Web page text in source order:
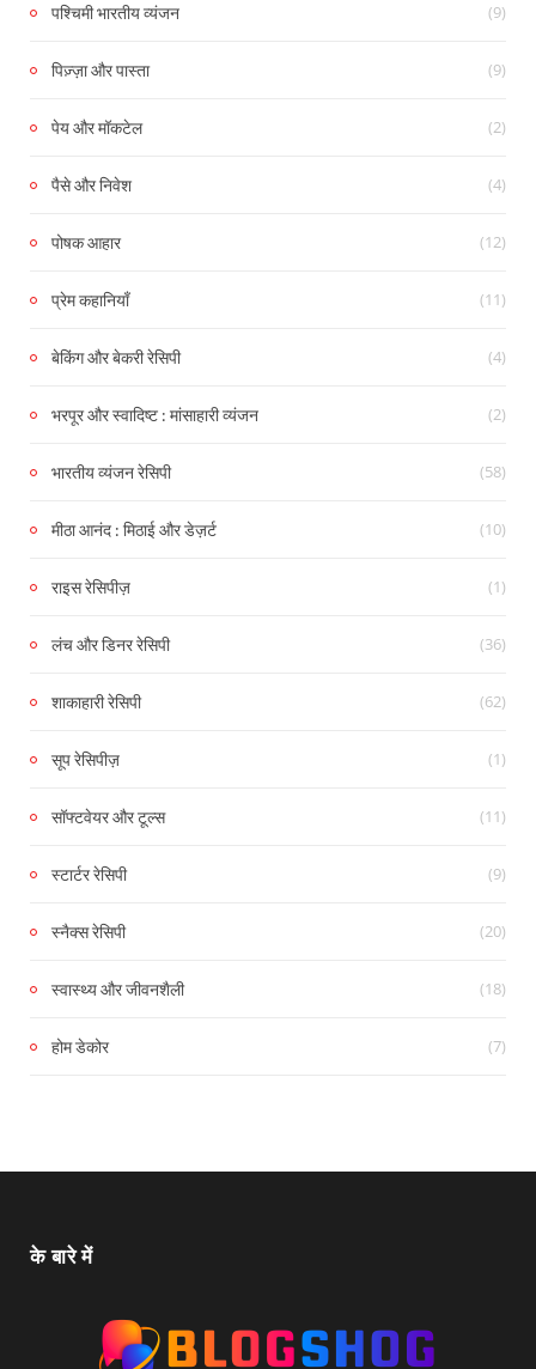
पश्चिमी भारतीय व्यंजन (9)
पिज़्ज़ा और पास्ता (9)
पेय और मॉकटेल (2)
पैसे और निवेश (4)
पोषक आहार (12)
प्रेम कहानियाँ (11)
बेकिंग और बेकरी रेसिपी (4)
भरपूर और स्वादिष्ट : मांसाहारी व्यंजन (2)
भारतीय व्यंजन रेसिपी (58)
मीठा आनंद : मिठाई और डेज़र्ट (10)
राइस रेसिपीज़ (1)
लंच और डिनर रेसिपी (36)
शाकाहारी रेसिपी (62)
सूप रेसिपीज़ (1)
सॉफ्टवेयर और टूल्स (11)
स्टार्टर रेसिपी (9)
स्नैक्स रेसिपी (20)
स्वास्थ्य और जीवनशैली (18)
होम डेकोर (7)
के बारे में